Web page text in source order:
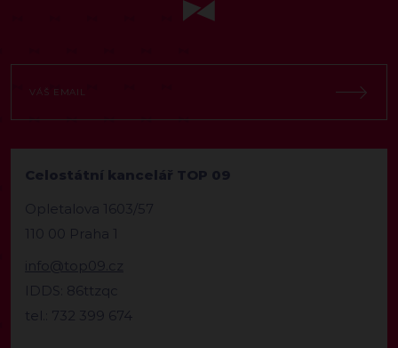
Celostátní kancelář TOP 09
Opletalova 1603/57
110 00 Praha 1
info@top09.cz
IDDS: 86ttzqc
tel.: 732 399 674